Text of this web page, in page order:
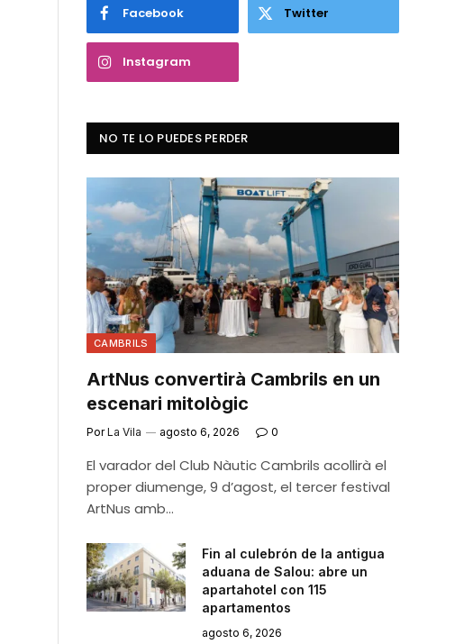
Facebook Twitter
Instagram
NO TE LO PUEDES PERDER
CAMBRILS
ArtNus convertirà Cambrils en un
escenari mitològic
Por La Vila agosto 6, 2026 0
El varador del Club Nàutic Cambrils acollirà el
proper diumenge, 9 d’agost, el tercer festival
ArtNus amb…
Fin al culebrón de la antigua
aduana de Salou: abre un
apartahotel con 115
apartamentos
agosto 6, 2026